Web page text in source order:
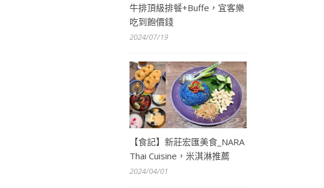
牛排頂級排餐+Buffe，宜客樂
吃到飽價錢
2024/07/19
【食記】新莊宏匯美食_NARA
Thai Cuisine，米淇淋推薦
2024/04/01